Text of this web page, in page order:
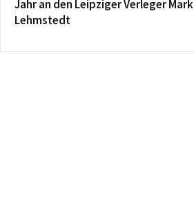
Jahr an den Leipziger Verleger Mark
Lehmstedt